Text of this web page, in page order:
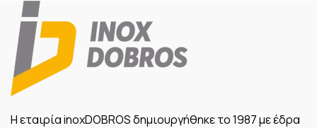
Η εταιρία inoxDOBROS δημιουργήθηκε το 1987 με έδρα